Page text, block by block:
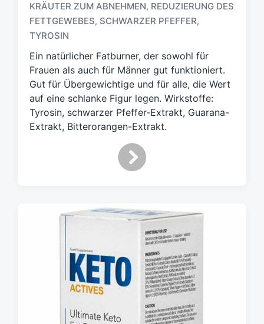
c
h
l
g
w
ö
r
t
KRÄUTER ZUM ABNEHMEN, REDUZIERUNG DES
FETTGEWEBES, SCHWARZER PFEFFER,
TYROSIN
Ein natürlicher Fatburner, der sowohl für
Frauen als auch für Männer gut funktioniert.
Gut für Übergewichtige und für alle, die Wert
auf eine schlanke Figur legen. Wirkstoffe:
Tyrosin, schwarzer Pfeffer-Extrakt, Guarana-
Extrakt, Bitterorangen-Extrakt.